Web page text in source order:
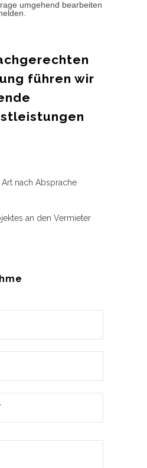
umgehend bearbeiten
führen wir
nach Absprache
an den Vermieter